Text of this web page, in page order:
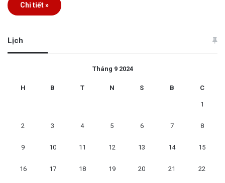
Chi tiết »
Lịch
Tháng 9 2024
H B T N S B C
1
2 3 4 5 6 7 8
9 10 11 12 13 14 15
16 17 18 19 20 21 22